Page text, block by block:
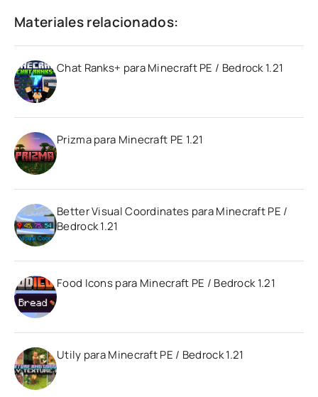
Materiales relacionados:
Chat Ranks+ para Minecraft PE / Bedrock 1.21
Prizma para Minecraft PE 1.21
Better Visual Coordinates para Minecraft PE /
Bedrock 1.21
Food Icons para Minecraft PE / Bedrock 1.21
Utily para Minecraft PE / Bedrock 1.21